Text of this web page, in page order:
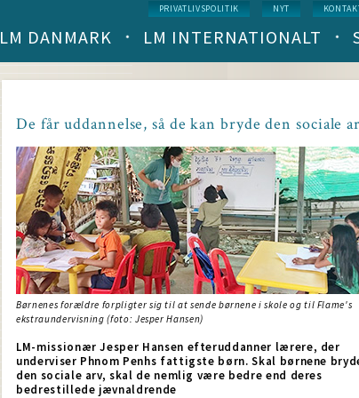
Service
menu
PRIVATLIVSPOLITIK NYT
Main
(level
1)
LM DANMARK LM INTERNATIONALT
De får uddannelse, så de kan bryde den sociale
Børnenes forældre forpligter sig til at sende børnene i skole og til Flame's
ekstraundervisning (foto: Jesper Hansen)
LM-missionær Jesper Hansen efteruddanner lærere, der
underviser Phnom Penhs fattigste børn. Skal børnene
den sociale arv, skal de nemlig være bedre end deres
bedrestillede jævnaldrende